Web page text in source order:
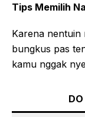
Tips Memilih
Karena nentuin
bungkus pas
kamu nggak
DO